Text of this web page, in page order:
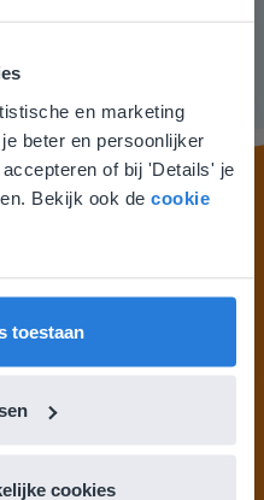
en marketing
beter en persoonlijker
of bij 'Details' je
Bekijk ook de cookie
toestaan
cookies
niet
dat je misschien
English gaat. Hier
Nederland